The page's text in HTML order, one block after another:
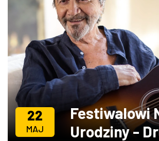
W KINACH
GASTRONOMIA
ZDJĘCIA
W RZESZOWIE
22
MAJ
Festiwalowi
Urodziny -